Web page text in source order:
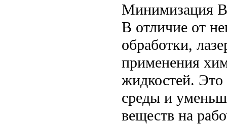
Минимизация
В отличие от
обработки,
применения
жидкостей.
среды и
веществ на